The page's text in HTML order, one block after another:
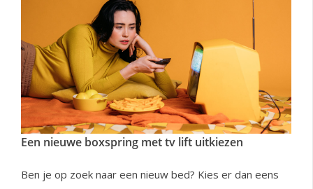
Een nieuwe boxspring met tv lift uitkiezen
Ben je op zoek naar een nieuw bed? Kies er dan eens